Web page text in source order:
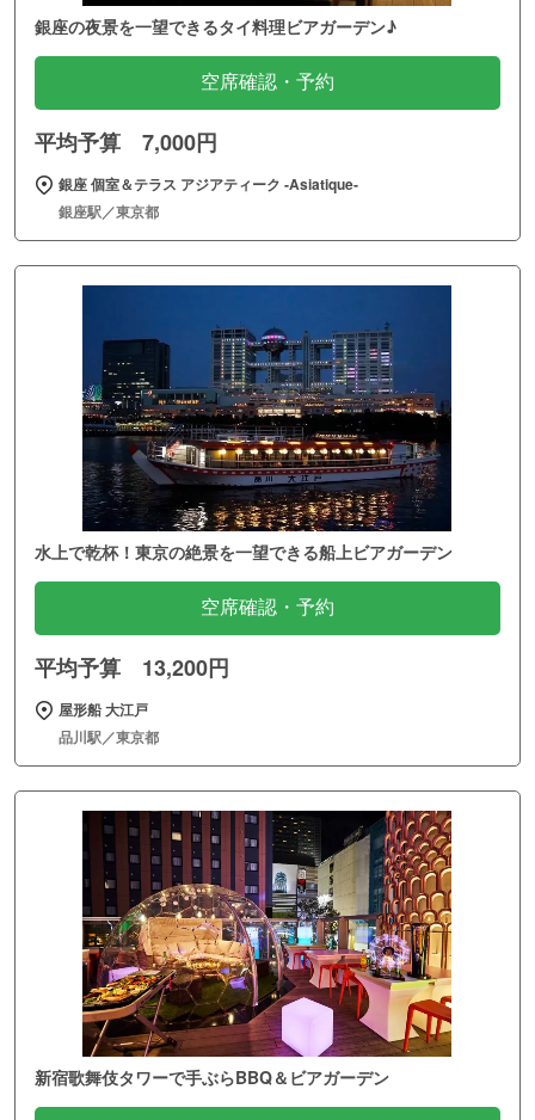
銀座の夜景を一望できるタイ料理ビアガーデン♪
空席確認・予約
平均予算 7,000円
銀座 個室＆テラス アジアティーク ‐Asiatique‐
銀座駅／東京都
水上で乾杯！東京の絶景を一望できる船上ビアガーデン
空席確認・予約
平均予算 13,200円
屋形船 大江戸
品川駅／東京都
新宿歌舞伎タワーで手ぶらBBQ＆ビアガーデン